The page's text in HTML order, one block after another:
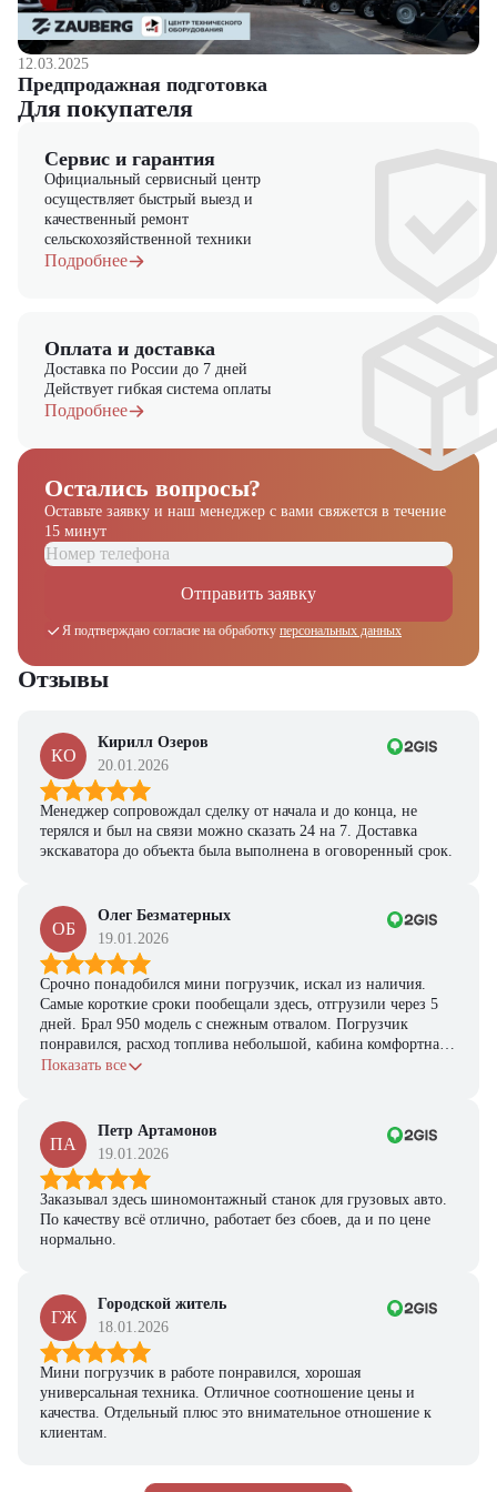
12.03.2025
Предпродажная подготовка
Для покупателя
Сервис и гарантия
Официальный сервисный центр
осуществляет быстрый выезд и
качественный ремонт
сельскохозяйственной техники
Подробнее
Оплата и доставка
Доставка по России до 7 дней
Действует гибкая система оплаты
Подробнее
Остались вопросы?
Оставьте заявку и наш менеджер с вами свяжется в течение
15 минут
Отправить заявку
Я подтверждаю согласие на обработку персональных данных
Отзывы
КО
Кирилл Озеров
20.01.2026
Менеджер сопровождал сделку от начала и до конца, не
терялся и был на связи можно сказать 24 на 7. Доставка
экскаватора до объекта была выполнена в оговоренный срок.
ОБ
Олег Безматерных
19.01.2026
Срочно понадобился мини погрузчик, искал из наличия.
Самые короткие сроки пообещали здесь, отгрузили через 5
дней. Брал 950 модель с снежным отвалом. Погрузчик
понравился, расход топлива небольшой, кабина комфортная,
с задачами справляется.
Показать все
ПА
Петр Артамонов
19.01.2026
Заказывал здесь шиномонтажный станок для грузовых авто.
По качеству всё отлично, работает без сбоев, да и по цене
нормально.
ГЖ
Городской житель
18.01.2026
Мини погрузчик в работе понравился, хорошая
универсальная техника. Отличное соотношение цены и
качества. Отдельный плюс это внимательное отношение к
клиентам.
Получите выгодное
предложение на спецтехнику
из наличия!
Ответьте на несколько вопросов — мы предоставим
персональную подборку моделей и лучшие условия